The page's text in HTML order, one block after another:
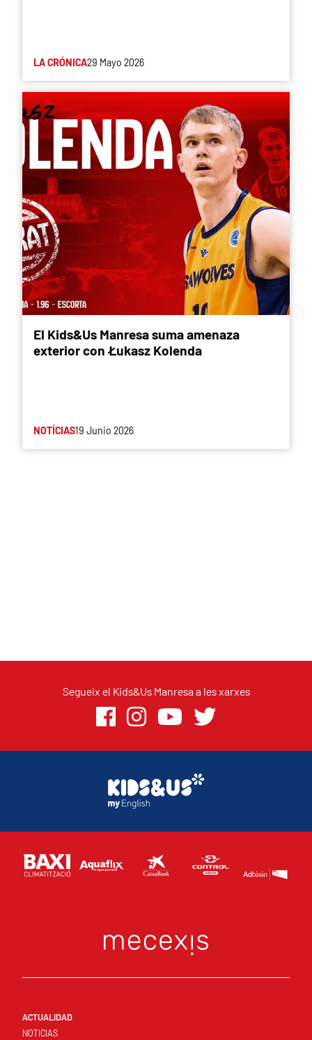
LA CRÓNICA29 Mayo 2026
El Kids&Us Manresa suma amenaza
exterior con Łukasz Kolenda
NOTÍCIAS19 Junio 2026
Segueix el Kids&Us Manresa a les xarxes
ACTUALIDAD
NOTICIAS